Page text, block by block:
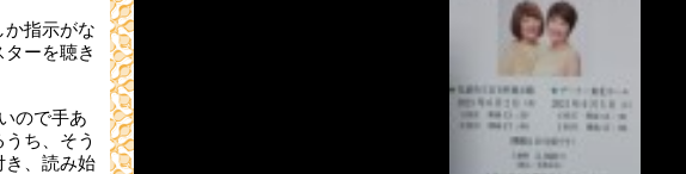
か指示がな
ーを聴き
ので手あ
ち、そう
き、読み始